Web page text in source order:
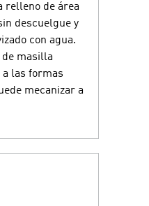
relleno de área
descuelgue y
con agua.
de masilla
las formas
mecanizar a